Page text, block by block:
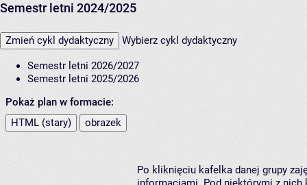
Semestr letni 2024/2025
Zmień cykl dydaktyczny Wybierz cykl dydaktyczny
Semestr letni 2026/2027
Semestr letni 2025/2026
Pokaż plan w formacie:
HTML (stary)
obrazek
Po kliknięciu kafelka danej grupy